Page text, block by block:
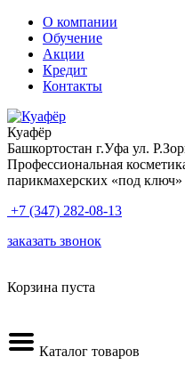
О компании
Обучение
Акции
Кредит
Контакты
Куафёр
Башкортостан г.Уфа ул.
Профессиональная
парикмахерских «под ключ»
+7 (347) 282-08-13
заказать звонок
Корзина пуста
Каталог товаров